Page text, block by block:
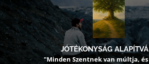
JÓTÉKONYSÁG
"Minden Szentnek van múltja,